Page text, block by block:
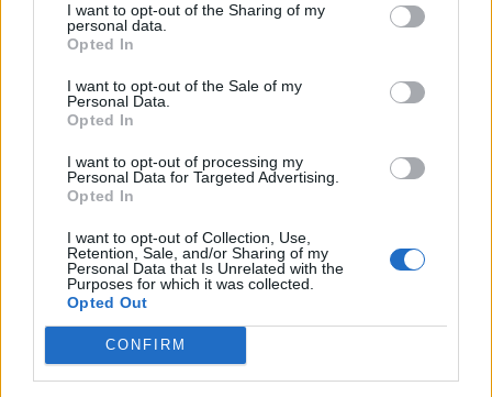
I want to opt-out of the Sharing of my
personal data.
Opted In
I want to opt-out of the Sale of my
Personal Data.
Opted In
I want to opt-out of processing my
Personal Data for Targeted Advertising.
Opted In
I want to opt-out of Collection, Use,
Retention, Sale, and/or Sharing of my
Personal Data that Is Unrelated with the
Purposes for which it was collected.
Opted Out
CONFIRM
πρόσβαση σε χρηματοδότηση με ευνοϊκούς
όρους όπως μειωμένες απαιτήσεις για
εξασφαλίσεις (εγγυήσεις), χαμηλότερο ύψος
επιτοκίων και μεγαλύτερες περιόδους
αποπληρωμής.
Το Πρόγραμμα Αγροτικής Ανάπτυξης θα
συνεισφέρει στο εργαλείο αυτό 80 εκατομμύρια
ευρώ ως παροχή εγγυήσεων για κάλυψη νέων
δανείων από 10.000 ευρώ και πάνω. Αναμένεται
ότι το συνολικό ύψος των κεφαλαίων τα οποία
θα διατεθούν (μόχλευση) θα ανέλθουν στα 400
εκατομμύρια ευρώ.
Το χρονοδιάγραμμα υλοποίησης περιλαμβάνει